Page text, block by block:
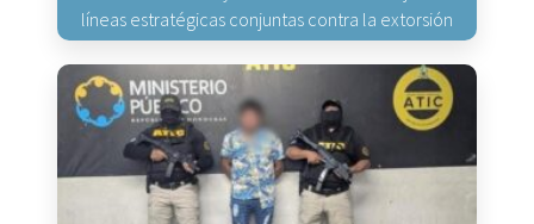
líneas estratégicas conjuntas contra la extorsión